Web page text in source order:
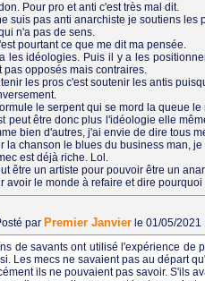
Pour pro et anti c'est très mal dit.
suis pas anti anarchiste je soutiens les
n'a pas de sens.
pourtant ce que me dit ma pensée.
a les idéologies. Puis il y a les
pas opposés mais contraires.
les pros c'est soutenir les antis
le serpent qui se mord la queue le
peut être donc plus l'idéologie elle
bien d'autres, j'ai envie de dire tous
la chanson le blues du business man,
est déjà riche. Lol.
être un artiste pour pouvoir être un
avoir le monde à refaire et dire pourquoi
par Premier Janvier le 01/05/2021
de savants ont utilisé l'expérience de
Les mecs ne savaient pas au départ
ils ne pouvaient pas savoir. S'ils